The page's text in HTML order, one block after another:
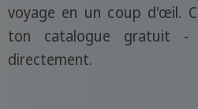
voyage en un coup d'œil.
ton catalogue gratuit -
directement.